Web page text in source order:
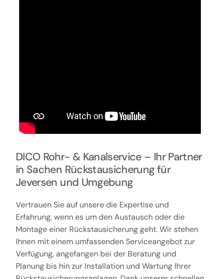
DICO Rohr- & Kanalservice – Ihr Partner
in Sachen Rückstausicherung für
Jeversen und Umgebung
Vertrauen Sie auf unsere die Expertise und
Erfahrung, wenn es um den Austausch oder die
Montage einer Rückstausicherung geht. Wir stehen
Ihnen mit einem umfassenden Serviceangebot zur
Verfügung, angefangen bei der Beratung und
Planung bis hin zur Installation und Wartung Ihrer